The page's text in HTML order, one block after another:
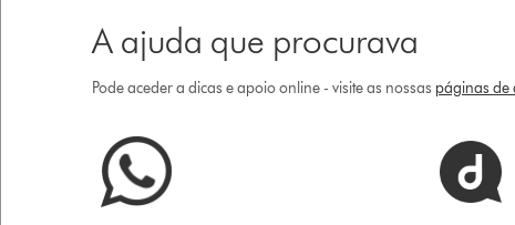
A ajuda que procurava
Pode aceder a dicas e apoio online - visite as nossas páginas de